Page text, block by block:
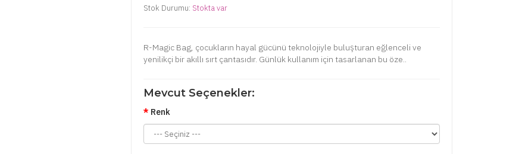
Stok Durumu: Stokta var
R-Magic Bag, çocukların hayal gücünü teknolojiyle buluşturan eğlenceli ve
yenilikçi bir akıllı sırt çantasıdır. Günlük kullanım için tasarlanan bu öze..
Mevcut Seçenekler:
Renk